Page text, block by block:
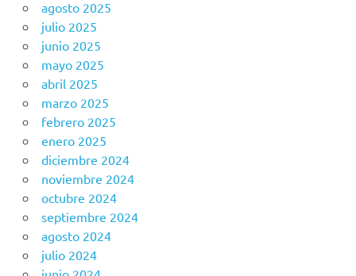
agosto 2025
julio 2025
junio 2025
mayo 2025
abril 2025
marzo 2025
febrero 2025
enero 2025
diciembre 2024
noviembre 2024
octubre 2024
septiembre 2024
agosto 2024
julio 2024